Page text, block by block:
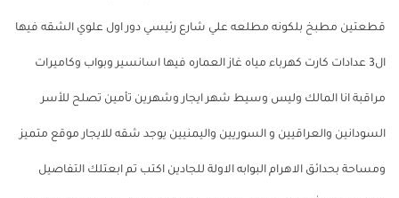
قطعتين مطبخ بلكونه مطلعه علي شارع رئيسي دور اول علوي الشقه فيها
ال3 عدادات كارت كهرباء مياه غاز العماره فيها اسانسير وبواب وكاميرات
مراقبة انا المالك وليس وسيط شهر ايجار وشهرين تأمين تصلح للأسر
السودانين والعراقيين و السوريين واليمنيين يوجد شقه للايجار موقع متميز
ومساحة بحدائق الاهرام البوابه الاولة للجادين اكتب تم ابعتلك التفاصيل